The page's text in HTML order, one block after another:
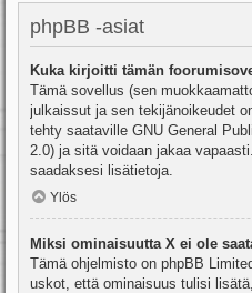
phpBB -asiat
Kuka kirjoitti tämän
Tämä sovellus (sen
julkaissut ja sen tekijänoikeudet
tehty saataville GNU General
2.0) ja sitä voidaan jakaa
saadaksesi lisätietoja.
Ylös
Miksi ominaisuutta X ei ole
Tämä ohjelmisto on phpBB
uskot, että ominaisuus tulisi